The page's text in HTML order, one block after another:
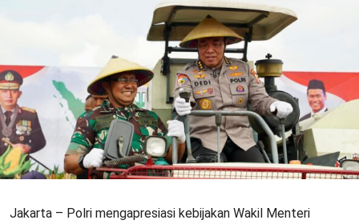
Jakarta – Polri mengapresiasi kebijakan Wakil Menteri